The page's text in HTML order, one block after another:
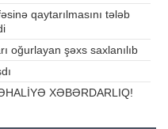
qaytarılmasını tələb
oğurlayan şəxs saxlanılıb
XƏBƏRDARLIQ!